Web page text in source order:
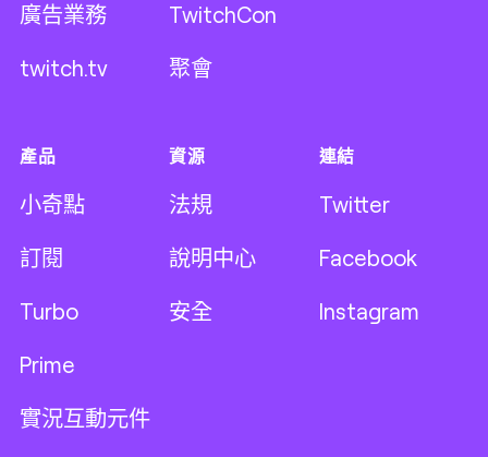
廣告業務
twitch.tv
TwitchCon
聚會
產品
小奇點
訂閱
Turbo
Prime
實況互動元件
資源
法規
說明中心
安全
連結
Twitter
Facebook
Instagram